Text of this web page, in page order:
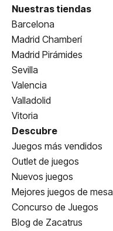
Nuestras tiendas
Barcelona
Madrid Chamberí
Madrid Pirámides
Sevilla
Valencia
Valladolid
Vitoria
Descubre
Juegos más vendidos
Outlet de juegos
Nuevos juegos
Mejores juegos de mesa
Concurso de Juegos
Blog de Zacatrus